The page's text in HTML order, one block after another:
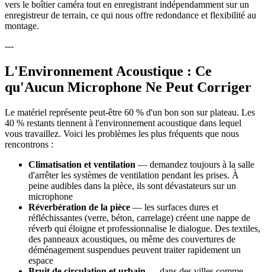
vers le boîtier caméra tout en enregistrant indépendamment sur un
enregistreur de terrain, ce qui nous offre redondance et flexibilité au
montage.
---
L'Environnement Acoustique : Ce
qu'Aucun Microphone Ne Peut Corriger
Le matériel représente peut-être 60 % d'un bon son sur plateau. Les
40 % restants tiennent à l'environnement acoustique dans lequel
vous travaillez. Voici les problèmes les plus fréquents que nous
rencontrons :
Climatisation et ventilation — demandez toujours à la salle
d'arrêter les systèmes de ventilation pendant les prises. À
peine audibles dans la pièce, ils sont dévastateurs sur un
microphone
Réverbération de la pièce — les surfaces dures et
réfléchissantes (verre, béton, carrelage) créent une nappe de
réverb qui éloigne et professionnalise le dialogue. Des textiles,
des panneaux acoustiques, ou même des couvertures de
déménagement suspendues peuvent traiter rapidement un
espace